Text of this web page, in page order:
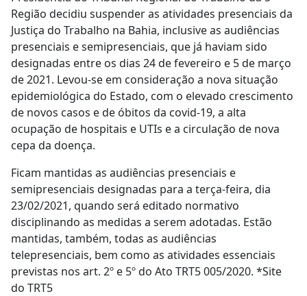
Região decidiu suspender as atividades presenciais da
Justiça do Trabalho na Bahia, inclusive as audiências
presenciais e semipresenciais, que já haviam sido
designadas entre os dias 24 de fevereiro e 5 de março
de 2021. Levou-se em consideração a nova situação
epidemiológica do Estado, com o elevado crescimento
de novos casos e de óbitos da covid-19, a alta
ocupação de hospitais e UTIs e a circulação de nova
cepa da doença.
Ficam mantidas as audiências presenciais e
semipresenciais designadas para a terça-feira, dia
23/02/2021, quando será editado normativo
disciplinando as medidas a serem adotadas. Estão
mantidas, também, todas as audiências
telepresenciais, bem como as atividades essenciais
previstas nos art. 2º e 5º do Ato TRT5 005/2020. *Site
do TRT5